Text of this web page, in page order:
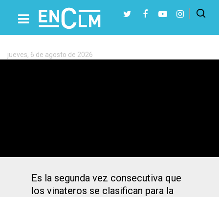
Etiqueta:
Parrulo
Presiona Intro para buscar o ESC para cerrar
jueves, 6 de agosto de 2026
Es la segunda vez consecutiva que
los vinateros se clasifican para la